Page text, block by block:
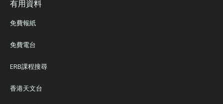
有用資料
免費報紙
免費電台
ERB課程搜尋
香港天文台